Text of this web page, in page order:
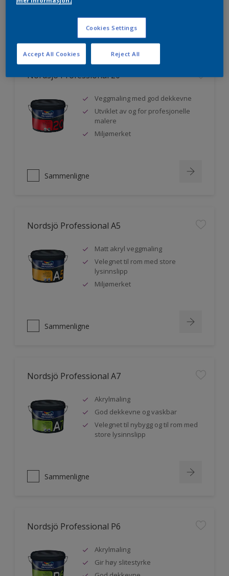
Sammenligne
Nordsjö Professional 20
Veggmaling med god dekkevne
Utviklet av og for profesjonelle
malere
Miljømerket
Sammenligne
Nordsjö Professional A5
Matt akryl veggmaling
Velegnet til rom med store
lysinnslipp
Miljømerket
Sammenligne
Nordsjö Professional A7
Akrylmaling
God dekkevne og vaskbar
Velegnet til nybygg og til rom med
store lysinnslipp
Sammenligne
Nordsjö Professional P6
Akrylmaling
Gir høy slitestyrke
Cookies Settings
Reject All
Accept All Cookies